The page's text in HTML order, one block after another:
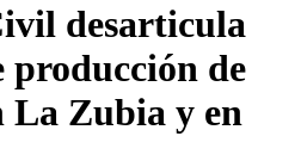
desarticula
producción de
La Zubia y en